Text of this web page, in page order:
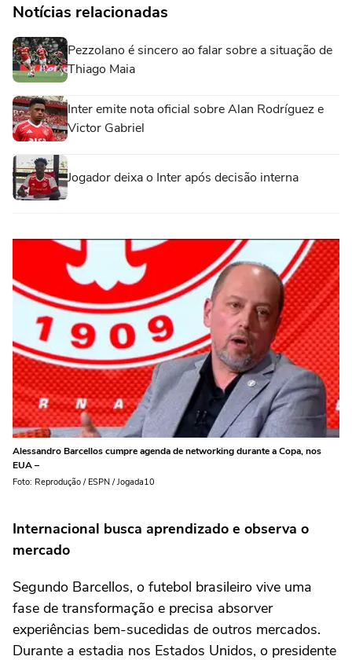
Notícias relacionadas
Pezzolano é sincero ao falar sobre a situação de
Thiago Maia
Inter emite nota oficial sobre Alan Rodríguez e
Victor Gabriel
Jogador deixa o Inter após decisão interna
Alessandro Barcellos cumpre agenda de networking durante a Copa, nos
EUA –
Foto: Reprodução / ESPN / Jogada10
Internacional busca aprendizado e observa o
mercado
Segundo Barcellos, o futebol brasileiro vive uma
fase de transformação e precisa absorver
experiências bem-sucedidas de outros mercados.
Durante a estadia nos Estados Unidos, o presidente